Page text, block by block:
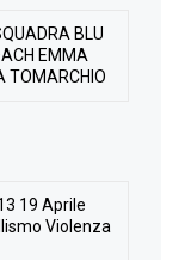
BLU
EMMA
TOMARCHIO
19 Aprile
Violenza